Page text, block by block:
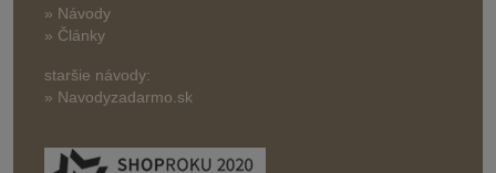
» Návody
» Články
staršie návody:
» Navodyzadarmo.sk